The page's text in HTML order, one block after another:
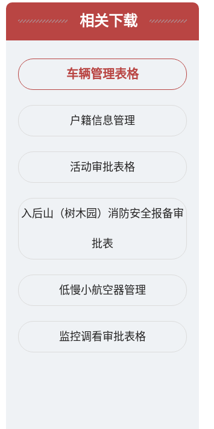
相关下载
车辆管理表格
户籍信息管理
活动审批表格
入后山（树木园）消防安全报备审
批表
低慢小航空器管理
监控调看审批表格